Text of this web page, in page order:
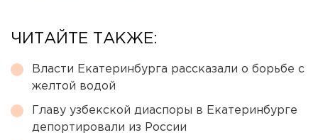
ЧИТАЙТЕ ТАКЖЕ:
Власти Екатеринбурга рассказали о борьбе с
желтой водой
Главу узбекской диаспоры в Екатеринбурге
депортировали из России